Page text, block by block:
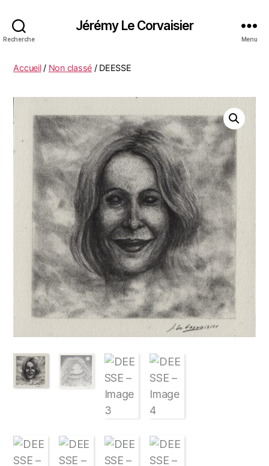
Recherche
Jérémy Le Corvaisier
Menu
Accueil/ Non classé / DEESSE